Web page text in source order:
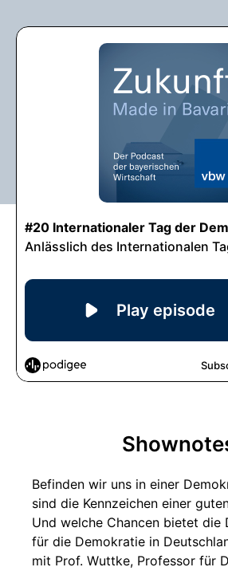
Befinden wir uns in einer
sind die Kennzeichen einer
Und welche Chancen bietet die
für die Demokratie in
mit Prof. Wuttke, Professor für